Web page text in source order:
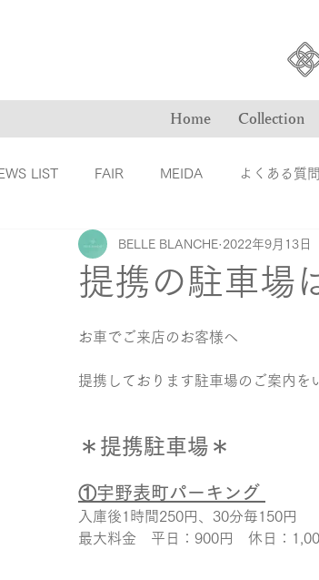
Home Collection
LIST FAIR MEIDA よくある質問
ＭarryMe TOMIYA倉敷店 Blog
リングの誕生秘話 結婚指輪
提携の駐車場
BELLE BLANCHE 2022年9月13日
お車でご来店のお客様へ
提携しております駐車場のご案内を
＊提携駐車場＊
①宇野表町パーキング
入庫後1時間250円、30分毎150円
最大料金　平日：900円　休日：